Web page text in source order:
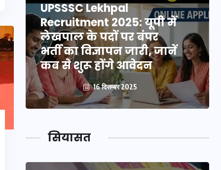
UPSSSC Lekhpal
Recruitment 2025: यूपी में
लेखपाल के पदों पर बंपर
भर्ती का विज्ञापन जारी, जानें
कब से शुरू होंगे आवेदन
16 दिसम्बर 2025
सियासत